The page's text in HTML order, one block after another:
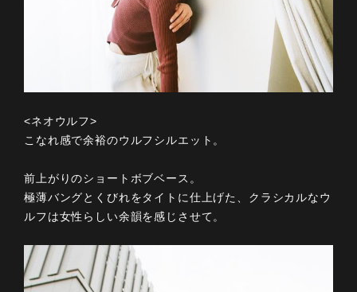
<ネオウルフ>
こなれ感で余裕のウルフシルエット。
前上がりのショートボブベース。
極薄バングとくびれをタイトに仕上げた、クラシカルなウ
ルフは女性らしい余韻を感じさせて。